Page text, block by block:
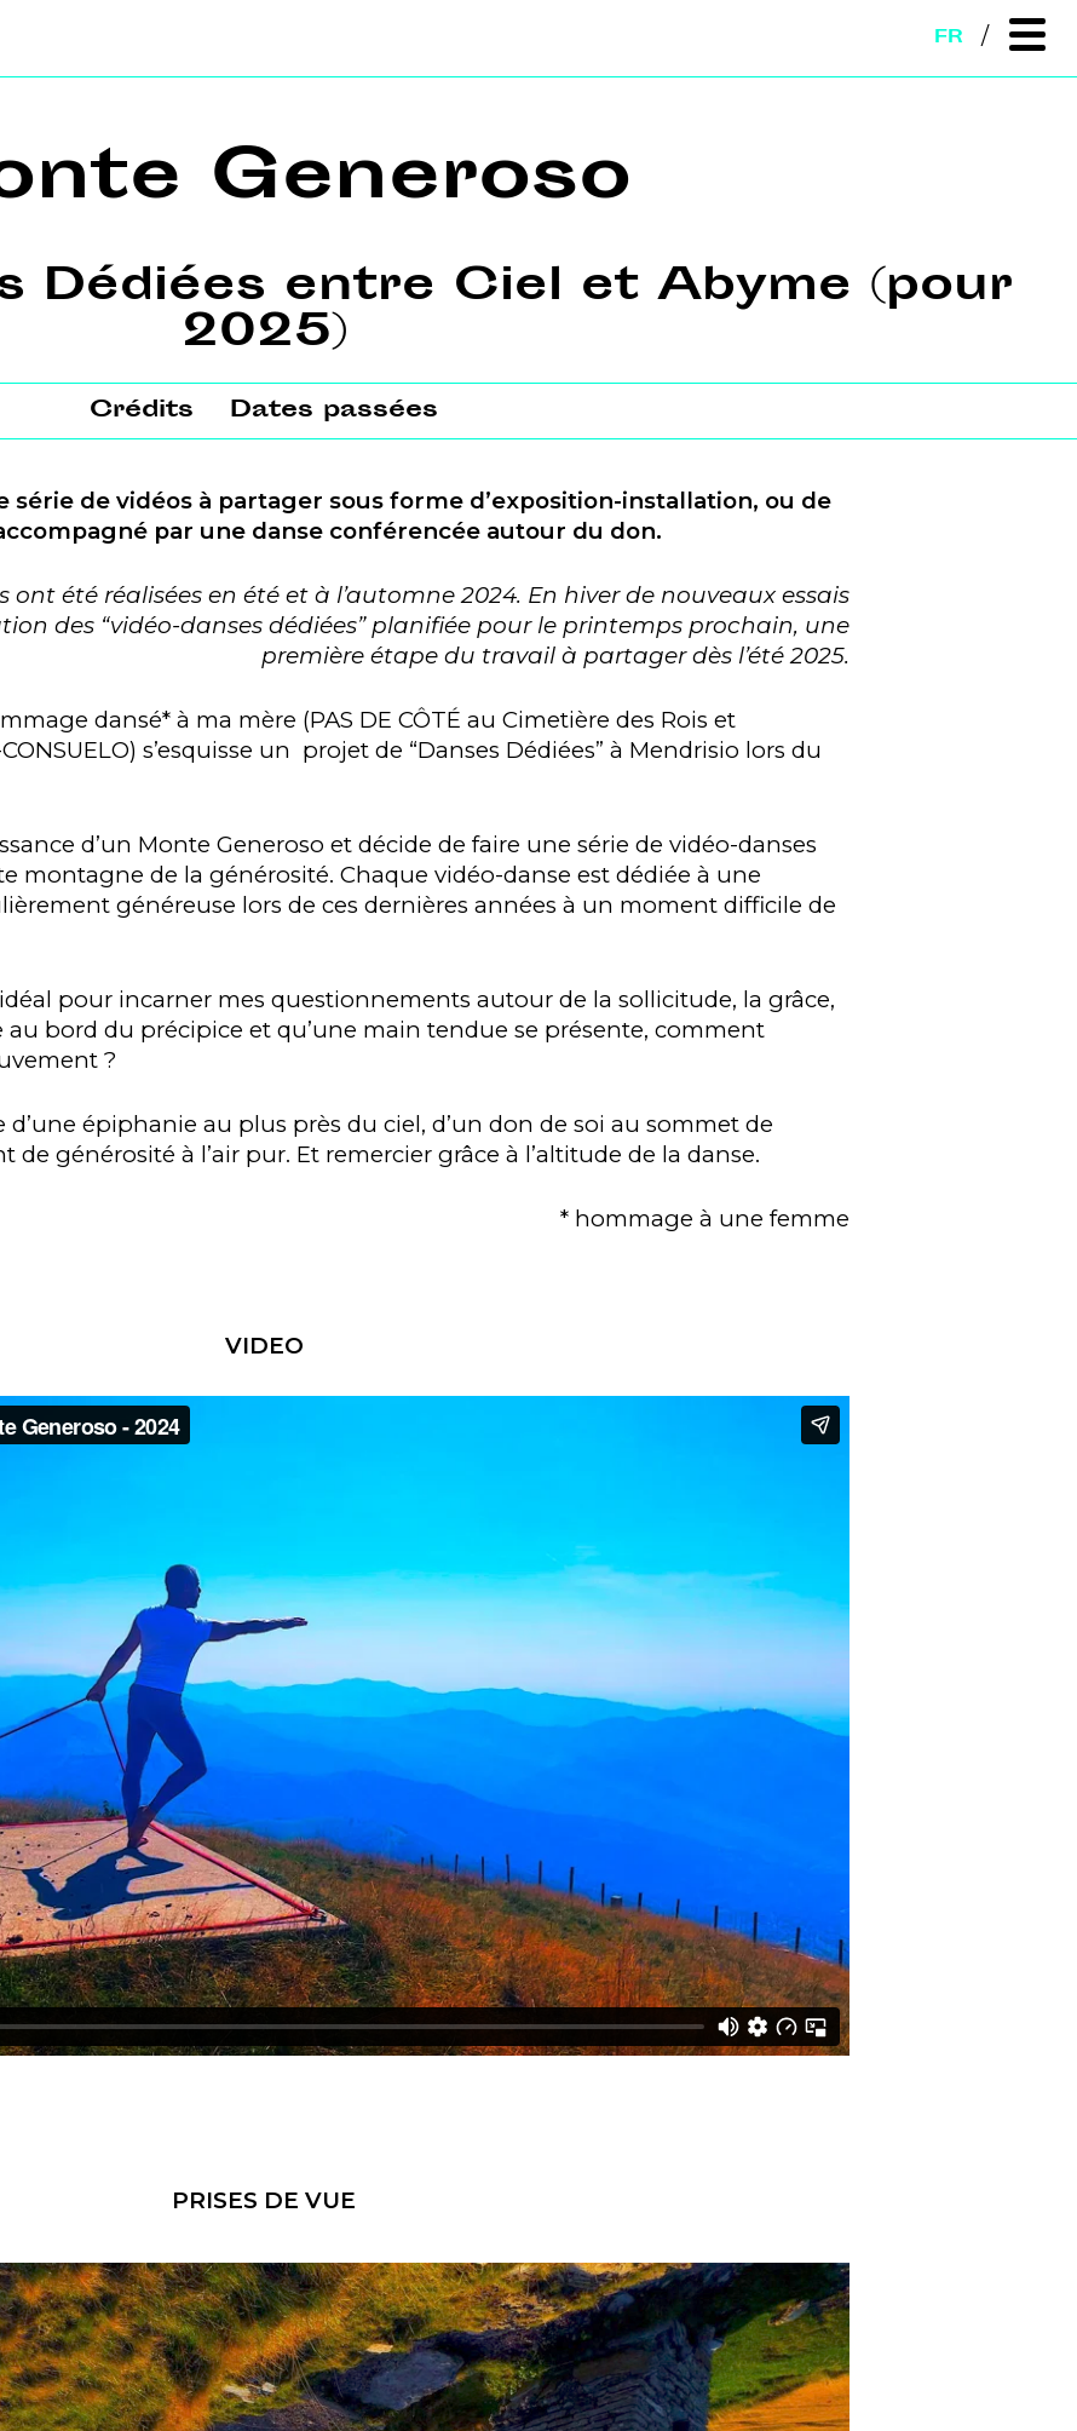
FR
Generoso
Dédiées entre Ciel et Abyme (pour
2025)
Crédits Dates passées
série de vidéos à partager sous forme d’exposition-installation, ou de
par une danse conférencée autour du don.
été réalisées en été et à l’automne 2024. En hiver de nouveaux essais
des “vidéo-danses dédiées” planifiée pour le printemps prochain, une
première étape du travail à partager dès l’été 2025.
dansé* à ma mère (PAS DE CÔTÉ au Cimetière des Rois et
s’esquisse un projet de “Danses Dédiées” à Mendrisio lors du
d’un Monte Generoso et décide de faire une série de vidéo-danses
montagne de la générosité. Chaque vidéo-danse est dédiée à une
généreuse lors de ces dernières années à un moment difficile de
pour incarner mes questionnements autour de la sollicitude, la grâce,
au bord du précipice et qu’une main tendue se présente, comment
?
d’une épiphanie au plus près du ciel, d’un don de soi au sommet de
de générosité à l’air pur. Et remercier grâce à l’altitude de la danse.
* hommage à une femme
VIDEO
PRISES DE VUE